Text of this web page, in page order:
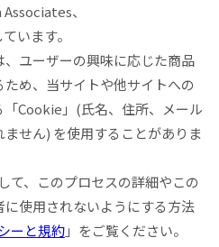
、
います。
ユーザーの興味に応じた商品
め、当サイトや他サイトへの
Cookie」(氏名、住所、メール
せん) を使用することがありま
て、このプロセスの詳細やこの
使用されないようにする方法
ーと規約」をご覧ください。